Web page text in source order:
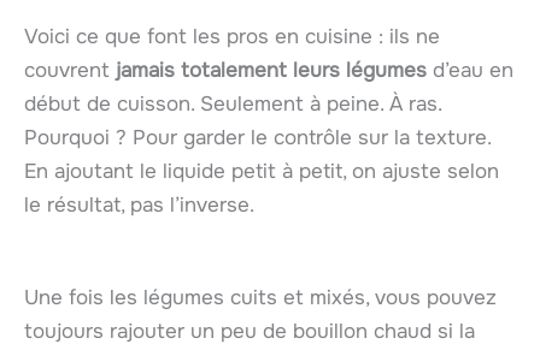
Voici ce que font les pros en cuisine : ils ne
couvrent jamais totalement leurs légumes d’eau en
début de cuisson. Seulement à peine. À ras.
Pourquoi ? Pour garder le contrôle sur la texture.
En ajoutant le liquide petit à petit, on ajuste selon
le résultat, pas l’inverse.
Une fois les légumes cuits et mixés, vous pouvez
toujours rajouter un peu de bouillon chaud si la